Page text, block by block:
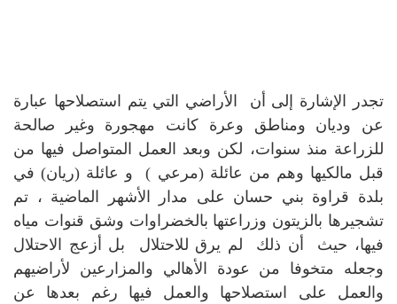
تجدر الإشارة إلى أن الأراضي التي يتم استصلاحها عبارة
عن وديان ومناطق وعرة كانت مهجورة وغير صالحة
للزراعة منذ سنوات، لكن وبعد العمل المتواصل فيها من
قبل مالكيها وهم من عائلة (مرعي ) و عائلة (ريان) في
بلدة قراوة بني حسان على مدار الأشهر الماضية ، تم
تشجيرها بالزيتون وزراعتها بالخضراوات وشق قنوات مياه
فيها، حيث أن ذلك لم يرق للاحتلال بل أزعج الاحتلال
وجعله متخوفا من عودة الأهالي والمزارعين لأراضيهم
والعمل على استصلاحها والعمل فيها رغم بعدها عن